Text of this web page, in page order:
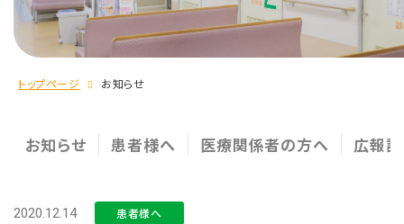
トップページ お知らせ
お知らせ 患者様へ 医療関係者の方へ 広報誌
2020.12.14 患者様へ